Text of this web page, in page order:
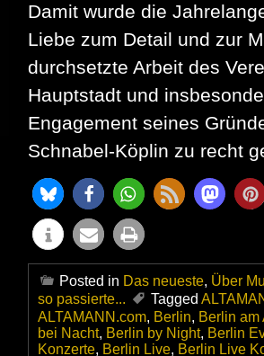
Damit wurde die
Liebe zum Detail und zur
durchsetzte Arbeit des
Hauptstadt und
Engagement seines
Schnabel-Köplin zu recht
Posted in Das neueste, Über
so passierte...
Tagged
ALTAMANN.com, Berlin, Berlin am
bei Nacht, Berlin by Night, Berlin
Konzerte, Berlin Live, Berlin Live